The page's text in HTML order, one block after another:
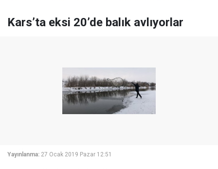
Kars’ta eksi 20’de balık avlıyorlar
Yayınlanma: 27 Ocak 2019 Pazar 12:51